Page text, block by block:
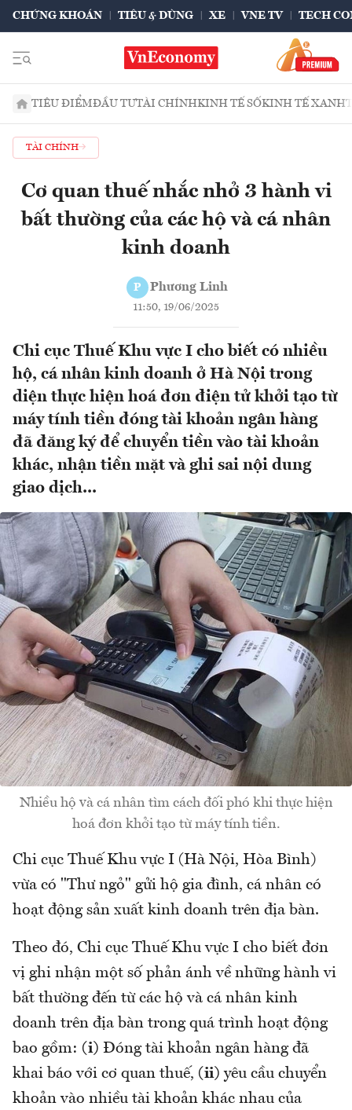
CHỨNG KHOÁN TIÊU & DÙNG XE VNE TV TECH
TIÊU ĐIỂMĐẦU TƯTÀI CHÍNHKINH TẾ SỐKINH TẾ XANH
TÀI CHÍNH
Cơ quan thuế nhắc nhở 3 hành vi
bất thường của các hộ và cá nhân
kinh doanh
P Phương Linh
11:50, 19/06/2025
Chi cục Thuế Khu vực I cho biết có nhiều
hộ, cá nhân kinh doanh ở Hà Nội trong
diện thực hiện hoá đơn điện tử khởi tạo từ
máy tính tiền đóng tài khoản ngân hàng
đã đăng ký để chuyển tiền vào tài khoản
khác, nhận tiền mặt và ghi sai nội dung
giao dịch...
Nhiều hộ và cá nhân tìm cách đối phó khi thực hiện
hoá đơn khởi tạo từ máy tính tiền.
Chi cục Thuế Khu vực I (Hà Nội, Hòa Bình)
vừa có "Thư ngỏ" gửi hộ gia đình, cá nhân có
hoạt động sản xuất kinh doanh trên địa bàn.
Theo đó, Chi cục Thuế Khu vực I cho biết đơn
vị ghi nhận một số phản ánh về những hành vi
bất thường đến từ các hộ và cá nhân kinh
doanh trên địa bàn trong quá trình hoạt động
bao gồm: (i) Đóng tài khoản ngân hàng đã
khai báo với cơ quan thuế, (ii) yêu cầu chuyển
khoản vào nhiều tài khoản khác nhau của